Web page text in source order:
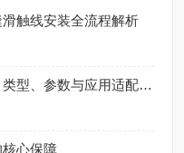
触线安装全流程解析
单极滑触线尺寸规格全解析：类型、参数与应用适配指南
心保障